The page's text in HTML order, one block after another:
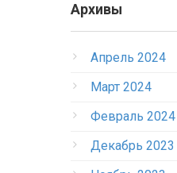
Архивы
Апрель 2024
Март 2024
Февраль 2024
Декабрь 2023